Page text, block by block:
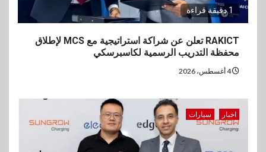
1 دقيقة قراءة
RAKICT تعلن عن شراكة استراتيجية مع MCS لإطلاق
محفظة التدريب الرسمية لكاسبرسكي
4 أغسطس، 2026
اخبار سيارات